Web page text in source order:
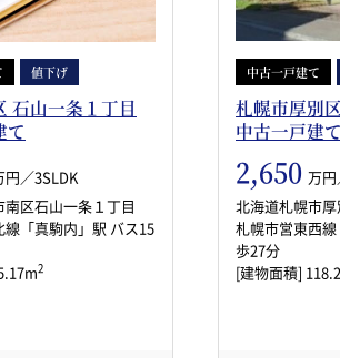
値下げ
石山一条１丁目
て
円／3SLDK
南区石山一条１丁目
「真駒内」駅 バス15
2
中古一戸建て
札幌市厚別
中古一戸建て
2,650 万円
北海道札幌市
札幌市営東西
歩27分
[建物面積]